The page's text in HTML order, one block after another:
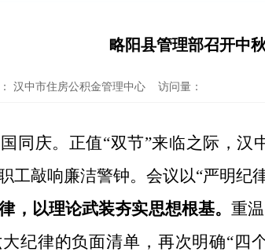
略阳县管理部召开中
汉中市住房公积金管理中心 访问量：
同庆。正值“双节”来临之际，汉
工敲响廉洁警钟。会议以“严明纪
，以理论武装夯实思想根基。重
纪律的负面清单，再次明确“四